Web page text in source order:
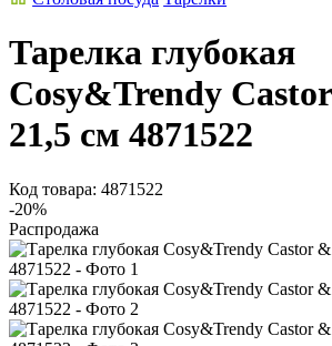
Тарелка глубокая
Cosy&Trendy
21,5 см 4871522
Код товара: 4871522
-20%
Распродажа